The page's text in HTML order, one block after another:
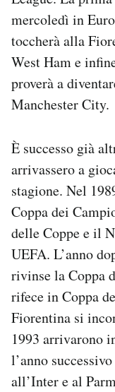
Esci
mercoledì in
toccherà alla
West Ham e
proverà a
Manchester City.
È successo già
arrivassero a
stagione. Nel
Coppa dei
delle Coppe e il
UEFA. L’anno
rivinse la Coppa
rifece in Coppa
Fiorentina si
1993 arrivarono
l’anno
all’Inter e al